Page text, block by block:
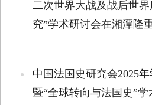
二次世界大战及战后世
究”学术研讨会在湘潭隆
中国法国史研究会2025
暨“全球转向与法国史”学